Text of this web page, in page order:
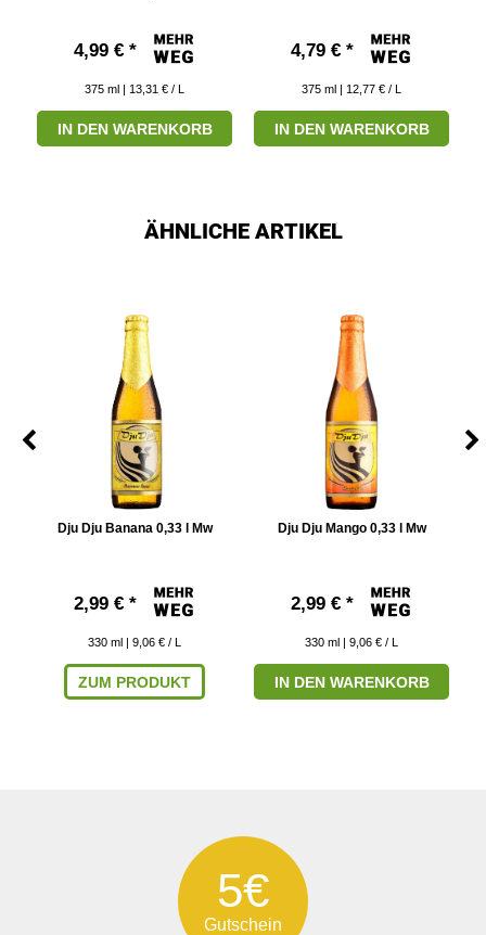
4,99 € *
375 ml | 13,31 € / L
IN DEN WARENKORB
4,79 € *
375 ml | 12,77 € / L
IN DEN WARENKORB
ÄHNLICHE ARTIKEL
Dju Dju Banana 0,33 l Mw
2,99 € *
330 ml | 9,06 € / L
ZUM PRODUKT
Dju Dju Mango 0,33 l Mw
2,99 € *
330 ml | 9,06 € / L
IN DEN WARENKORB
5€
Gutschein